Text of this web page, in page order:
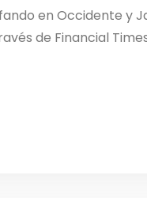
en Occidente y
de Financial